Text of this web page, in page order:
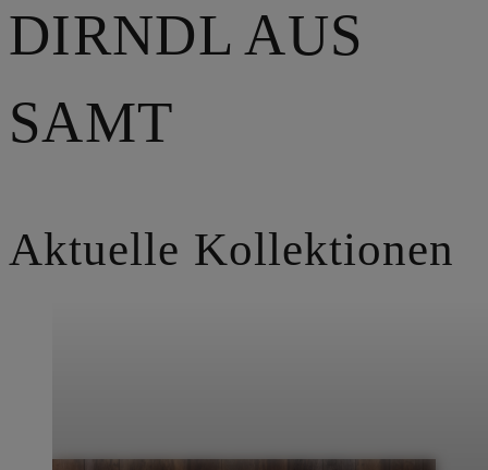
DIRNDL AUS
SAMT
Aktuelle Kollektionen